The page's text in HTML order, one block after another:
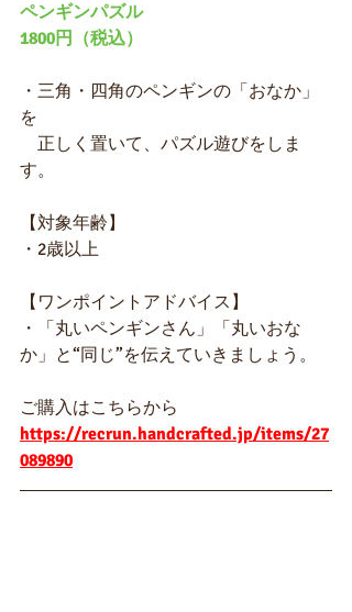
ペンギンパズル
1800円（税込）
・三角・四角のペンギンの「おなか」
を
正しく置いて、パズル遊びをしま
す。
【対象年齢】
・2歳以上
【ワンポイントアドバイス】
・
「丸いペンギンさん」「丸いおな
か」と“同じ”を伝えていきましょう。
ご購入はこちらから
https://recrun.handcrafted.jp/items/27
089890